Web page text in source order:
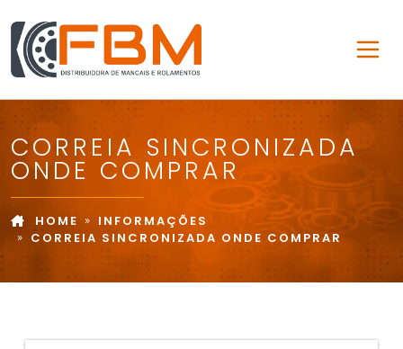
CORREIA SINCRONIZADA
ONDE COMPRAR
HOME
INFORMAÇÕES
CORREIA SINCRONIZADA ONDE COMPRAR